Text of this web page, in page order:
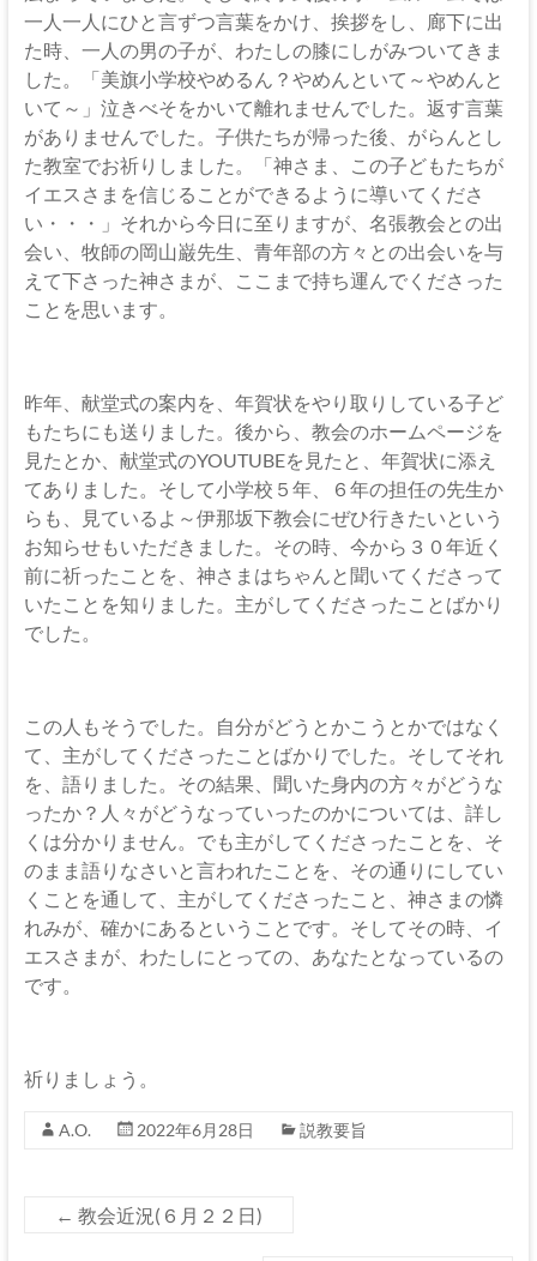
一人一人にひと言ずつ言葉をかけ、挨拶をし、廊下に出
た時、一人の男の子が、わたしの膝にしがみついてきま
した。「美旗小学校やめるん？やめんといて～やめんと
いて～」泣きべそをかいて離れませんでした。返す言葉
がありませんでした。子供たちが帰った後、がらんとし
た教室でお祈りしました。「神さま、この子どもたちが
イエスさまを信じることができるように導いてくださ
い・・・」それから今日に至りますが、名張教会との出
会い、牧師の岡山巌先生、青年部の方々との出会いを与
えて下さった神さまが、ここまで持ち運んでくださった
ことを思います。
昨年、献堂式の案内を、年賀状をやり取りしている子ど
もたちにも送りました。後から、教会のホームページを
見たとか、献堂式のYOUTUBEを見たと、年賀状に添え
てありました。そして小学校５年、６年の担任の先生か
らも、見ているよ～伊那坂下教会にぜひ行きたいという
お知らせもいただきました。その時、今から３０年近く
前に祈ったことを、神さまはちゃんと聞いてくださって
いたことを知りました。主がしてくださったことばかり
でした。
この人もそうでした。自分がどうとかこうとかではなく
て、主がしてくださったことばかりでした。そしてそれ
を、語りました。その結果、聞いた身内の方々がどうな
ったか？人々がどうなっていったのかについては、詳し
くは分かりません。でも主がしてくださったことを、そ
のまま語りなさいと言われたことを、その通りにしてい
くことを通して、主がしてくださったこと、神さまの憐
れみが、確かにあるということです。そしてその時、イ
エスさまが、わたしにとっての、あなたとなっているの
です。
祈りましょう。
A.O. 2022年6月28日 説教要旨
← 教会近況(６月２２日)